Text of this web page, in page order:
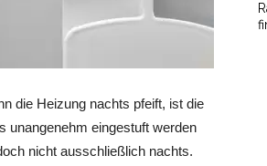
die Heizung nachts pfeift, ist die
unangenehm eingestuft werden
nicht ausschließlich nachts.